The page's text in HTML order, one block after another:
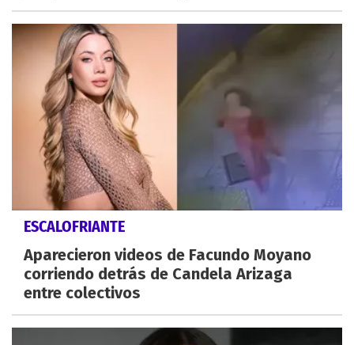
ESCALOFRIANTE
Aparecieron videos de Facundo Moyano
corriendo detrás de Candela Arizaga
entre colectivos